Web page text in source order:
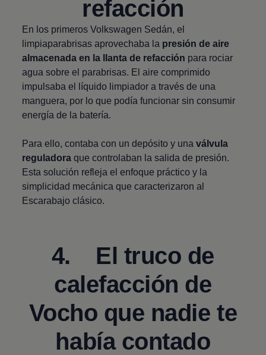
refacción
En los primeros Volkswagen Sedán, el
limpiaparabrisas aprovechaba la presión de aire
almacenada en la llanta de refacción para rociar
agua sobre el parabrisas. El aire comprimido
impulsaba el líquido limpiador a través de una
manguera, por lo que podía funcionar sin consumir
energía de la batería.
Para ello, contaba con un depósito y unaválvula
reguladoraque controlaban la salida de presión.
Esta solución refleja el enfoque práctico y la
simplicidad mecánica que caracterizaron al
Escarabajo clásico.
4. El truco de
calefacción de
Vocho que nadie te
había contado